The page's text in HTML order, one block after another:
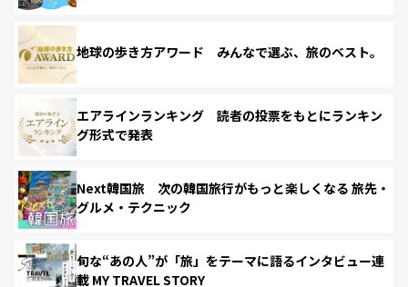
地球の歩き方アワード みんなで選ぶ、旅のベスト。
エアラインランキング 読者の投票をもとにランキン
グ形式で発表
Next韓国旅 次の韓国旅行がもっと楽しくなる 旅先・
グルメ・テクニック
旬な“あの人”が「旅」をテーマに語るインタビュー連
載 MY TRAVEL STORY